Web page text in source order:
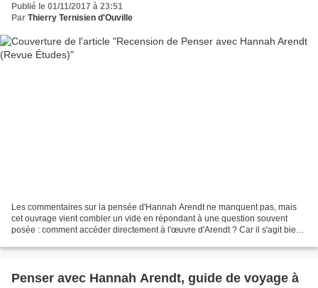
Publié le 01/11/2017 à 23:51
Par Thierry Ternisien d'Ouville
Les commentaires sur la pensée d'Hannah Arendt ne manquent pas, mais
cet ouvrage vient combler un vide en répondant à une question souvent
posée : comment accéder directement à l'œuvre d'Arendt ? Car il s'agit bien
Penser avec Hannah Arendt, guide de voyage à